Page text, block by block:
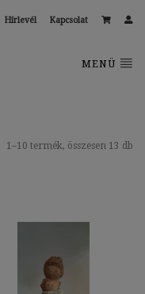
Hírlevél Kapcsolat
MENÜ
1–10 termék, összesen 13 db